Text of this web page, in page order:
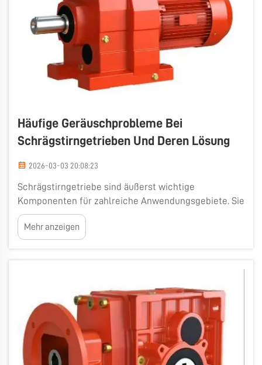
Häufige Geräuschprobleme Bei
Schrägstirngetrieben Und Deren Lösung
2026-03-03 20:08:23
Schrägstirngetriebe sind äußerst wichtige
Komponenten für zahlreiche Anwendungsgebiete. Sie
unterstützen die Übertragung von Leistung und
Bewegung zwischen verschiedenen Teilen eines
Maschinensystems. Gelegentlich erzeugen sie jedoch
Mehr anzeigen